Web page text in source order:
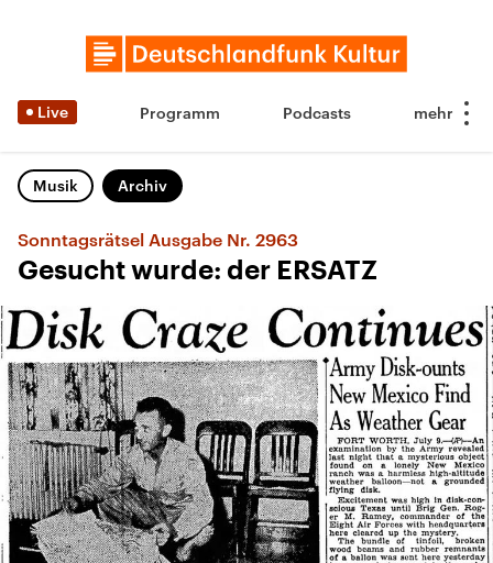
Live Programm Podcasts
Musik Archiv
Sonntagsrätsel Ausgabe Nr. 2963
Gesucht wurde: der ERSATZ